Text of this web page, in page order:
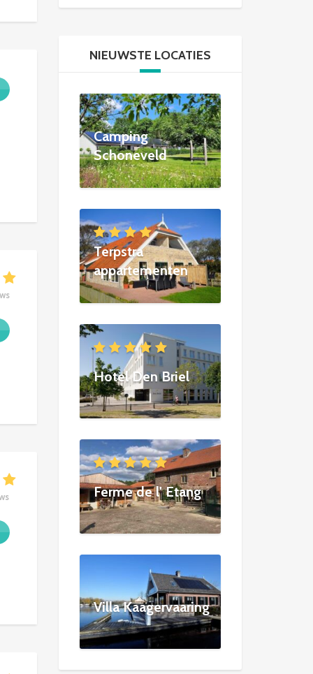
NIEUWSTE LOCATIES
Camping
Schoneveld
Terpstra
appartementen
Hotel Den Briel
Ferme de l' Etang
Villa Kaagervaaring